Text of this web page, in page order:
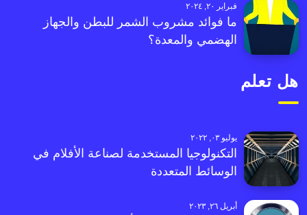
فبراير ٢٠, ٢٠٢٤
ما فوائد مشروب الشمر للبطن والجهاز
الهضمي والمعدة؟
هل تعلم
يوليو ٠٣, ٢٠٢٢
التكنولوجيا المستخدمة لصناعة الأفلام في
الوسائط المتعددة
أبريل ٢٦, ٢٠٢٣